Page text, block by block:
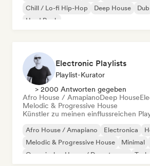
Chill / Lo-fi Hip-Hop
Deep House Dub
Hard Rock
Electronic Playlists
Playlist-Kurator
> 2000 Antworten gegeben
Afro House / AmapianoDeep House
Melodic & Progressive House
Künstler zu meinen einflussreichen
Afro House / Amapiano Electronica
Melodic & Progressive House
Minimal
Organischer House / Downtempo
Tech